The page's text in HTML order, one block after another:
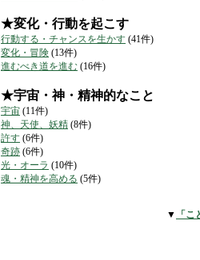
★変化・行動を起こす
行動する・チャンスを生かす (41件)
変化・冒険 (13件)
進むべき道を進む (16件)
★宇宙・神・精神的なこと
宇宙 (11件)
神、天使、妖精 (8件)
許す (6件)
奇跡 (6件)
光・オーラ (10件)
魂・精神を高める (5件)
▼ 「